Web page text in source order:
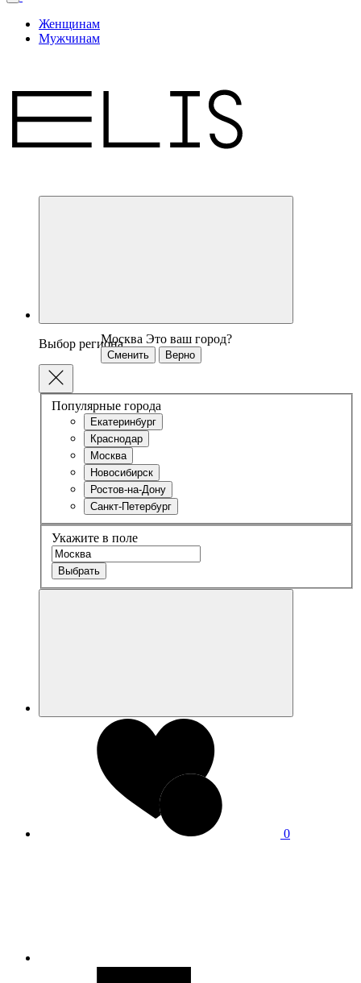
Женщинам
Мужчинам
Выбор региона
Популярные города
Екатеринбург
Краснодар
Москва
Новосибирск
Ростов-на-Дону
Санкт-Петербург
Укажите в поле
Выбрать
Москва Это ваш город?
Сменить Верно
0